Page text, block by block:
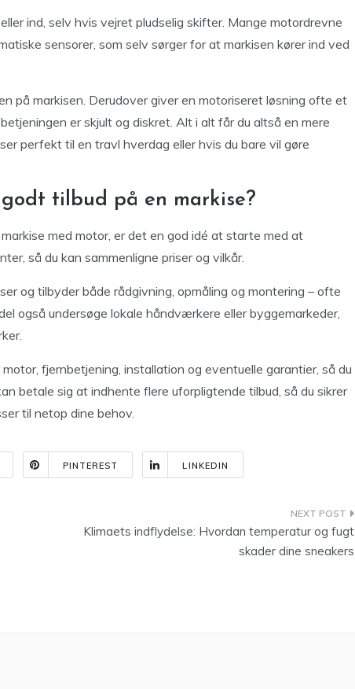
ind, selv hvis vejret pludselig skifter. Mange motordrevne
sensorer, som selv sørger for at markisen kører ind ved
på markisen. Derudover giver en motoriseret løsning ofte et
er skjult og diskret. Alt i alt får du altså en mere
perfekt til en travl hverdag eller hvis du bare vil gøre
tilbud på en markise?
med motor, er det en god idé at starte med at
så du kan sammenligne priser og vilkår.
og tilbyder både rådgivning, opmåling og montering – ofte
også undersøge lokale håndværkere eller byggemarkeder,
fjernbetjening, installation og eventuelle garantier, så du
betale sig at indhente flere uforpligtende tilbud, så du sikrer
til netop dine behov.
PINTEREST LINKEDIN
Klimaets indflydelse: Hvordan temperatur og fugt
skader dine sneakers